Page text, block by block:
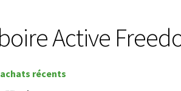
Active
achats récents